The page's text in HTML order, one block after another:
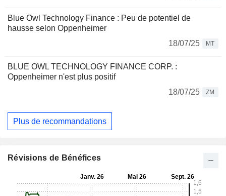
Blue Owl Technology Finance : Peu de potentiel de
hausse selon Oppenheimer
18/07/25
MT
BLUE OWL TECHNOLOGY FINANCE CORP. :
Oppenheimer n'est plus positif
18/07/25
ZM
Plus de recommandations
Révisions de Bénéfices